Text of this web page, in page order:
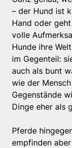
– der Hund ist
Hand oder
volle
Hunde ihre
im Gegenteil:
auch als bunt
wie der
Gegenstände
Dinge eher als
Pferde
empfinden